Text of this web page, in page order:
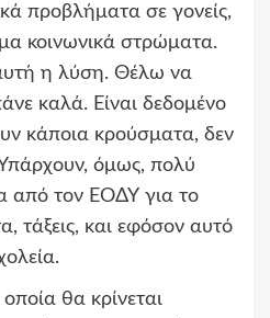
προβλήματα σε γονείς,
κοινωνικά στρώματα.
η λύση. Θέλω να
καλά. Είναι δεδομένο
κάποια κρούσματα, δεν
όμως, πολύ
από τον ΕΟΔΥ για το
τάξεις, και εφόσον αυτό
θα κρίνεται